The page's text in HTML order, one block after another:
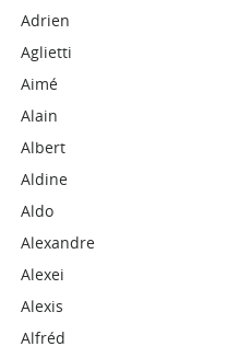
Adrien
Aglietti
Aimé
Alain
Albert
Aldine
Aldo
Alexandre
Alexei
Alexis
Alfréd